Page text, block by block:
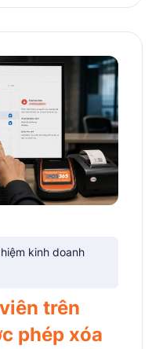
kinh doanh
trên
phép xóa